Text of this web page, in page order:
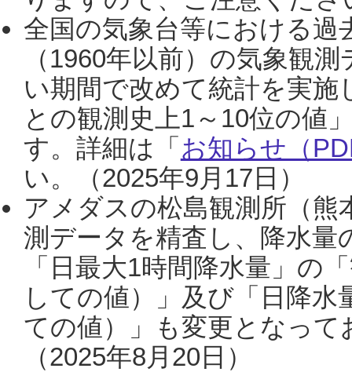
全国の気象台等における過
（1960年以前）の気象観
い期間で改めて統計を実
との観測史上1～10位の値
す。詳細は「 お知らせ（
い。（2025年9月17日）
アメダスの松島観測所（熊
測データを精査し、降水
「日最大1時間降水量」の
しての値）」及び「日降
ての値）」も変更となっ
（2025年8月20日）